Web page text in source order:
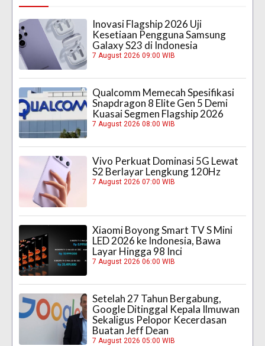
Inovasi Flagship 2026 Uji
Kesetiaan Pengguna Samsung
Galaxy S23 di Indonesia
7 August 2026 09:00 WIB
Qualcomm Memecah Spesifikasi
Snapdragon 8 Elite Gen 5 Demi
Kuasai Segmen Flagship 2026
7 August 2026 08:00 WIB
Vivo Perkuat Dominasi 5G Lewat
S2 Berlayar Lengkung 120Hz
7 August 2026 07:00 WIB
Xiaomi Boyong Smart TV S Mini
LED 2026 ke Indonesia, Bawa
Layar Hingga 98 Inci
7 August 2026 06:00 WIB
Setelah 27 Tahun Bergabung,
Google Ditinggal Kepala Ilmuwan
Sekaligus Pelopor Kecerdasan
Buatan Jeff Dean
7 August 2026 05:00 WIB